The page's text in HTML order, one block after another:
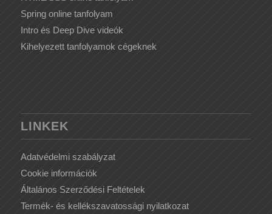
Spring online tanfolyam
Intro és Deep Dive videók
Kihelyezett tanfolyamok cégeknek
LINKEK
Adatvédelmi szabályzat
Cookie információk
Általános Szerződési Feltételek
Termék- és kellékszavatossági nyilatkozat